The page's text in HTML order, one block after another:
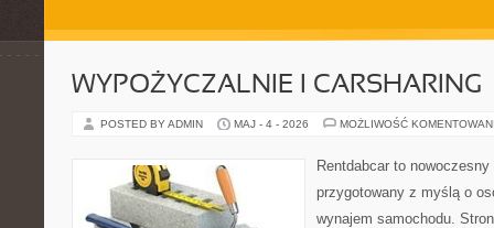
WYPOŻYCZALNIE I CARSHARING
POSTED BY ADMIN MAJ - 4 - 2026 MOŻLIWOŚĆ
Rentdabcar to
przygotowany z myślą o
wynajem samochodu.